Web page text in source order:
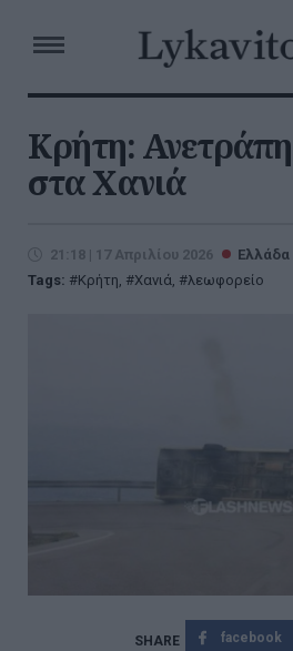
Κρήτη:
στα Χανιά
21:18 | 17 Απριλίου 2026
Ελλάδα
Tags:
Κρήτη, Χανιά, λεωφορείο
facebook